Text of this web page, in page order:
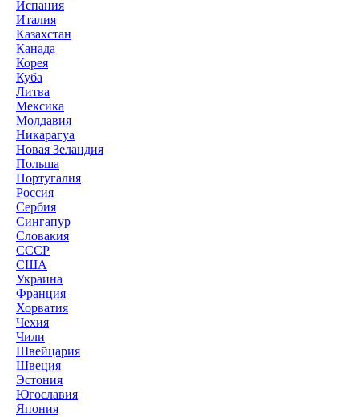
Испания
Италия
Казахстан
Канада
Корея
Куба
Литва
Мексика
Молдавия
Никарагуа
Новая Зеландия
Польша
Португалия
Россия
Сербия
Сингапур
Словакия
СССР
США
Украина
Франция
Хорватия
Чехия
Чили
Швейцария
Швеция
Эстония
Югославия
Япония